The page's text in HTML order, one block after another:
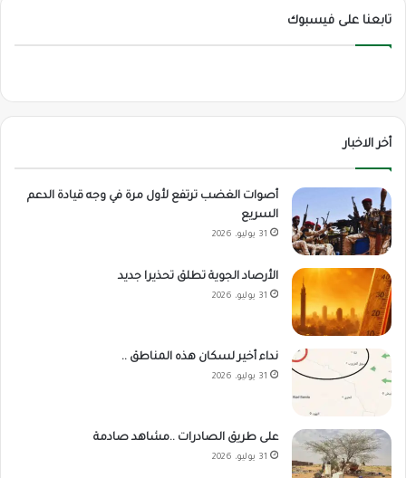
تابعنا على فيسبوك
أخر الاخبار
أصوات الغضب ترتفع لأول مرة في وجه قيادة الدعم
السريع
31 يوليو، 2026
الأرصاد الجوية تطلق تحذيرا جديد
31 يوليو، 2026
نداء أخير لسكان هذه المناطق ..
31 يوليو، 2026
على طريق الصادرات ..مشاهد صادمة
31 يوليو، 2026